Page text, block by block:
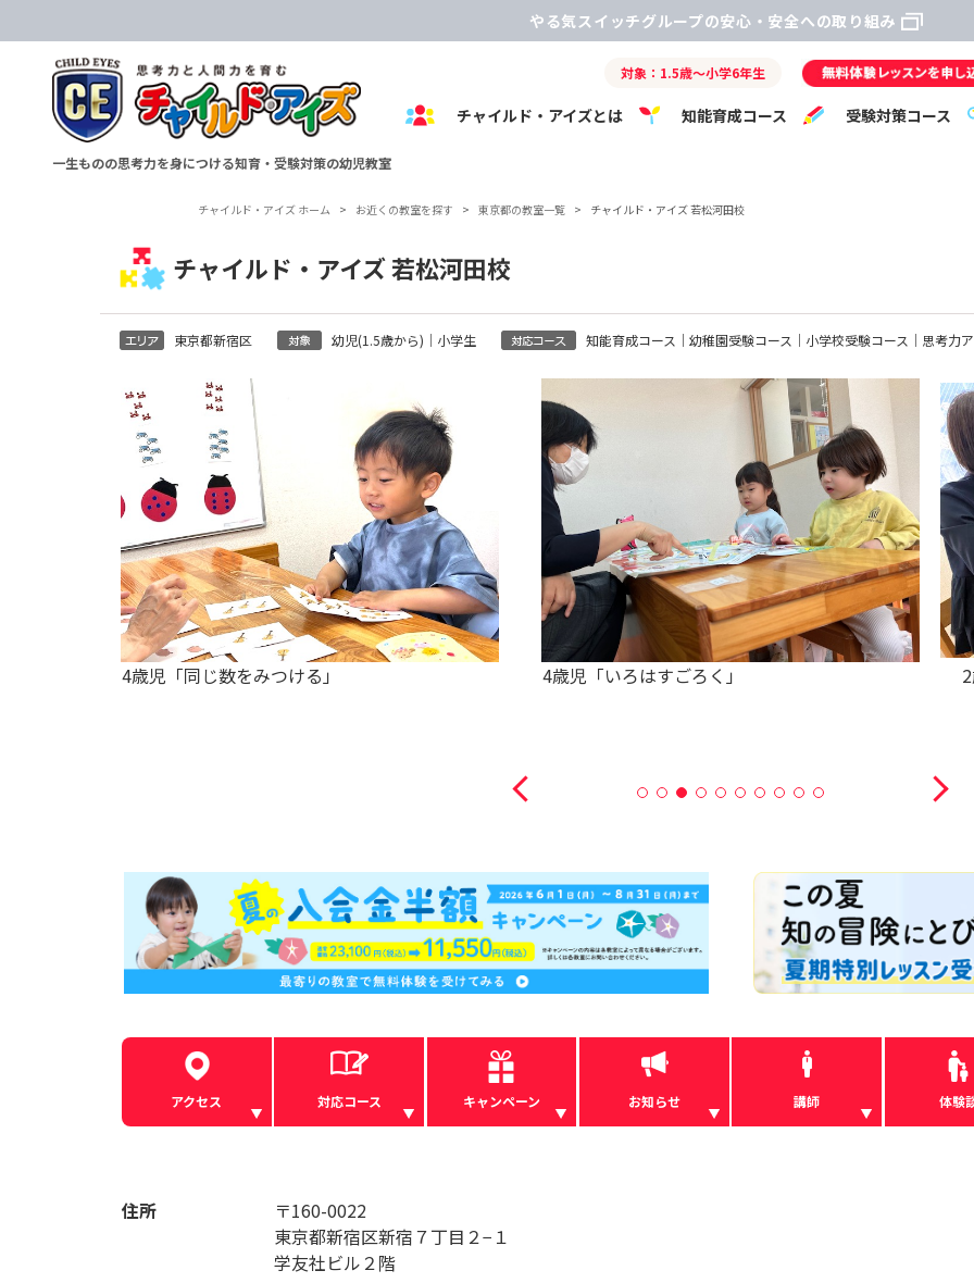
やる気スイッチグループの安心・安全への取り組み
一生ものの思考力を身につける知育・受験対策の幼児教室
対象：1.5歳～小学6年生
チャイルド・アイズとは 知能育成コース 受験対策コース
チャイルド・アイズ ホーム > お近くの教室を探す > 東京都の教室一覧 > チャイルド・アイズ 若松河田校
チャイルド・アイズ 若松河田校
東京都新宿区 幼児(1.5歳から)｜小学生 知能育成コース｜幼稚園受験コース｜小学校受験コース｜思考力
4歳児「同じ数をみつける」 4歳児「いろはすごろく」
アクセス 対応コース キャンペーン お知らせ 講師 体験
住所
〒160-0022
東京都新宿区新宿７丁目２−１
学友社ビル２階